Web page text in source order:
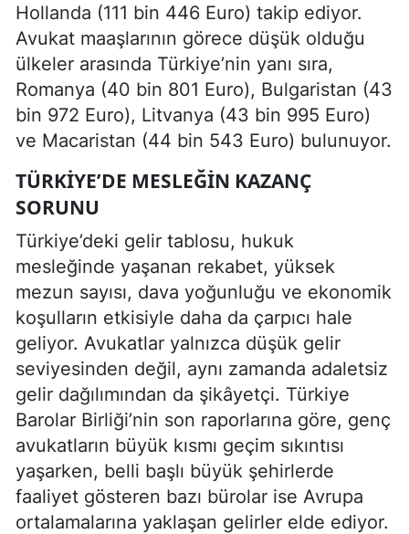
Hollanda (111 bin 446 Euro) takip ediyor.
Avukat maaşlarının görece düşük olduğu
ülkeler arasında Türkiye’nin yanı sıra,
Romanya (40 bin 801 Euro), Bulgaristan (43
bin 972 Euro), Litvanya (43 bin 995 Euro)
ve Macaristan (44 bin 543 Euro) bulunuyor.
TÜRKIYE’DE MESLEĞIN KAZANÇ
SORUNU
Türkiye’deki gelir tablosu, hukuk
mesleğinde yaşanan rekabet, yüksek
mezun sayısı, dava yoğunluğu ve ekonomik
koşulların etkisiyle daha da çarpıcı hale
geliyor. Avukatlar yalnızca düşük gelir
seviyesinden değil, aynı zamanda adaletsiz
gelir dağılımından da şikâyetçi. Türkiye
Barolar Birliği’nin son raporlarına göre, genç
avukatların büyük kısmı geçim sıkıntısı
yaşarken, belli başlı büyük şehirlerde
faaliyet gösteren bazı bürolar ise Avrupa
ortalamalarına yaklaşan gelirler elde ediyor.